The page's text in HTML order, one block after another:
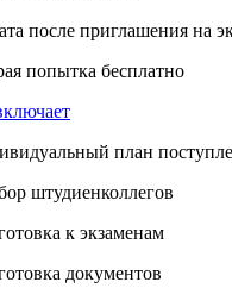
после приглашения на
попытка бесплатно
план
штудиенколлегов
к экзаменам
документов